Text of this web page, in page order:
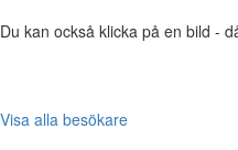
Du kan också klicka på en bild -
Visa alla besökare